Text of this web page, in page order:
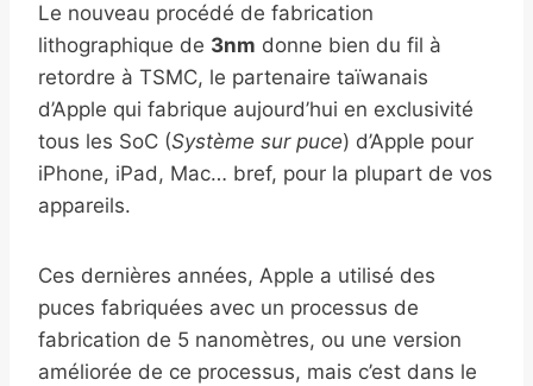
Le nouveau procédé de fabrication
lithographique de 3nm donne bien du fil à
retordre à TSMC, le partenaire taïwanais
d’Apple qui fabrique aujourd’hui en exclusivité
tous les SoC (Système sur puce) d’Apple pour
iPhone, iPad, Mac… bref, pour la plupart de vos
appareils.
Ces dernières années, Apple a utilisé des
puces fabriquées avec un processus de
fabrication de 5 nanomètres, ou une version
améliorée de ce processus, mais c’est dans le